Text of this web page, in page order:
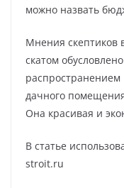
можно назвать
Мнения скептиков
скатом
дачного
Она красивая и
В статье
stroit.ru